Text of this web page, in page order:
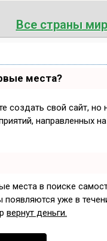
Все страны
места?
создать свой сайт,
направленных
места в поиске
появляются уже в
вернут деньги.